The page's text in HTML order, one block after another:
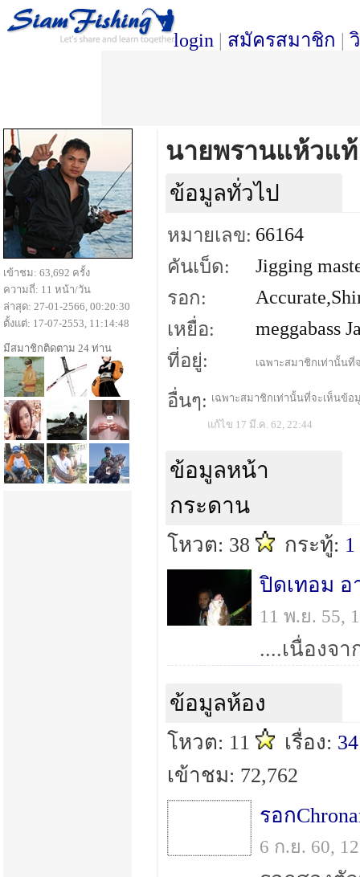
login | สมัครสมาชิก |
นายพรานแห้วแท้
ข้อมูลทั่วไป
หมายเลข: 66164
คันเบ็ด:
Jigging
รอก:
เหยื่อ:
meggabass
ที่อยู่:
เฉพาะสมาชิกเท่านั้นที่
อื่นๆ: เฉพาะสมาชิกเท่านั้นที่จะเห็นข้อ
แก้ไข 17 มี.ค. 62, 22:44
ข้อมูลหน้า
กระดาน
โหวต: 38 กระทู้: 1
11 พ.ย. 55,
ข้อมูลห้อง
โหวต: 11 เรื่อง: 34
เข้าชม: 72,762
6 ก.ย. 60,
เข้าชม: 63,692 ครั้ง
ความถี่: 11 หน้า/วัน
ล่าสุด: 27-01-2566, 00:20:30
ตั้งแต่: 17-07-2553, 11:14:48
มีสมาชิกติดตาม 24 ท่าน